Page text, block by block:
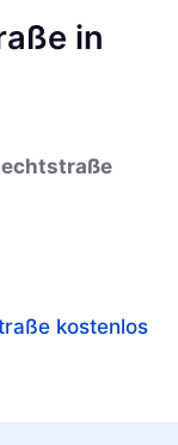
in
kostenlos